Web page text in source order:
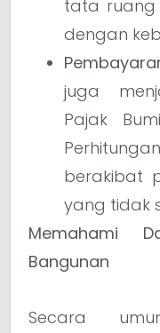
tata ruang
dengan
juga
Pajak
berakibat
yang tidak
Memahami
Bangunan
Secara